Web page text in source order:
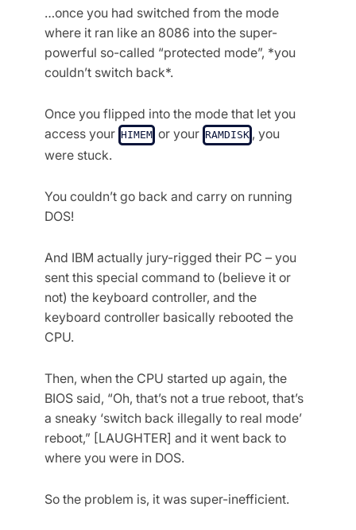
…once you had switched from the mode
where it ran like an 8086 into the super-
powerful so-called “protected mode”, *you
couldn’t switch back*.
Once you flipped into the mode that let you
access your HIMEM or your RAMDISK , you
were stuck.
You couldn’t go back and carry on running
DOS!
And IBM actually jury-rigged their PC – you
sent this special command to (believe it or
not) the keyboard controller, and the
keyboard controller basically rebooted the
CPU.
Then, when the CPU started up again, the
BIOS said, “Oh, that’s not a true reboot, that’s
a sneaky ‘switch back illegally to real mode’
reboot,” [LAUGHTER] and it went back to
where you were in DOS.
So the problem is, it was super-inefficient.